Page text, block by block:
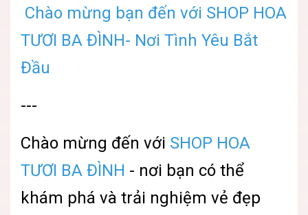
Chào mừng bạn đến với SHOP HOA
TƯƠI BA ĐÌNH- Nơi Tình Yêu Bắt
Đầu
---
Chào mừng đến với SHOP HOA
TƯƠI BA ĐÌNH - nơi bạn có thể
khám phá và trải nghiệm vẻ đẹp